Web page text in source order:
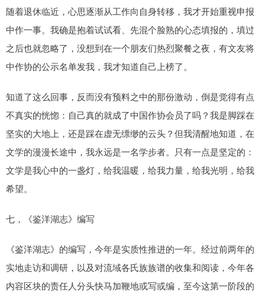
随着退休临近，心思逐渐从工作向自身转移，我才开始重视申报
中作一事。我确是抱着试试看、先混个脸熟的心态填报的，填过
之后也就忽略了，没想到在一个朋友们热烈聚餐之夜，有文友将
中作协的公示名单发我，我才知道自己上榜了。
知道了这么回事，反而没有预料之中的那份激动，倒是觉得有点
不真实的恍惚：自己真的就成了中国作协会员了吗？我是脚踩在
坚实的大地上，还是踩在虚无缥缈的云头？但我清醒地知道，在
文学的漫漫长途中，我永远是一名学步者。只有一点是坚定的：
文学是我心中的一盏灯，给我温暖，给我力量，给我光明，给我
希望。
七，《鉴洋湖志》编写
《鉴洋湖志》的编写，今年是实质性推进的一年。经过前两年的
实地走访和调研，以及对流域各氏族族谱的收集和阅读，今年各
内容区块的责任人分头快马加鞭地或写或编，至今这第一阶段的